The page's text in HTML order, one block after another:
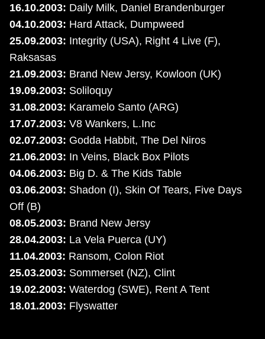
16.10.2003: Daily Milk, Daniel Brandenburger
04.10.2003: Hard Attack, Dumpweed
25.09.2003: Integrity (USA), Right 4 Live (F),
Raksasas
21.09.2003: Brand New Jersy, Kowloon (UK)
19.09.2003: Soliloquy
31.08.2003: Karamelo Santo (ARG)
17.07.2003: V8 Wankers, L.Inc
02.07.2003: Godda Habbit, The Del Niros
21.06.2003: In Veins, Black Box Pilots
04.06.2003: Big D. & The Kids Table
03.06.2003: Shadon (I), Skin Of Tears, Five Days
Off (B)
08.05.2003: Brand New Jersy
28.04.2003: La Vela Puerca (UY)
11.04.2003: Ransom, Colon Riot
25.03.2003: Sommerset (NZ), Clint
19.02.2003: Waterdog (SWE), Rent A Tent
18.01.2003: Flyswatter